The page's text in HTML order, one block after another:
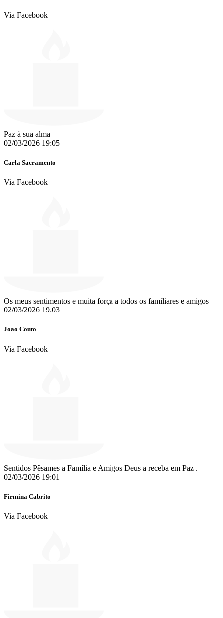
Via Facebook
Paz à sua alma
02/03/2026 19:05
Carla Sacramento
Via Facebook
Os meus sentimentos e muita força a todos os familiares e amigos
02/03/2026 19:03
Joao Couto
Via Facebook
Sentidos Pêsames a Família e Amigos Deus a receba em Paz .
02/03/2026 19:01
Firmina Cabrito
Via Facebook